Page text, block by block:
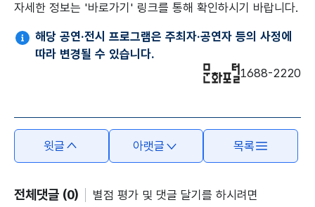
자세한 정보는 '바로가기' 링크를 통해 확인하시기 바랍니다.
해당 공연·전시 프로그램은 주최자·공연자 등의 사정에
따라 변경될 수 있습니다.
1688-2220
윗글 아랫글 목록
전체댓글 (0)
별점 평가 및 댓글 달기를 하시려면